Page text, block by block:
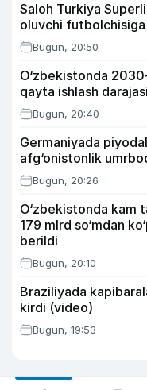
Saloh Turkiya
oluvchi futbolchisiga
Bugun, 20:50
O‘zbekistonda
qayta ishlash
Bugun, 20:40
Germaniyada
afg‘onistonlik
Bugun, 20:26
O‘zbekistonda kam
179 mlrd so‘mdan
berildi
Bugun, 20:10
Braziliyada
kirdi (video)
Bugun, 19:53